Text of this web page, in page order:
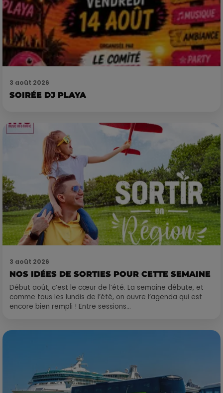
3 août 2026
SOIRÉE DJ PLAYA
3 août 2026
NOS IDÉES DE SORTIES POUR CETTE SEMAINE
Début août, c’est le cœur de l’été. La semaine débute, et
comme tous les lundis de l’été, on ouvre l’agenda qui est
encore bien rempli ! Entre sessions...